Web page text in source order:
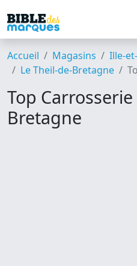
Accueil Magasins
Ille-
Le Theil-de-Bretagne
Top
Bretagne